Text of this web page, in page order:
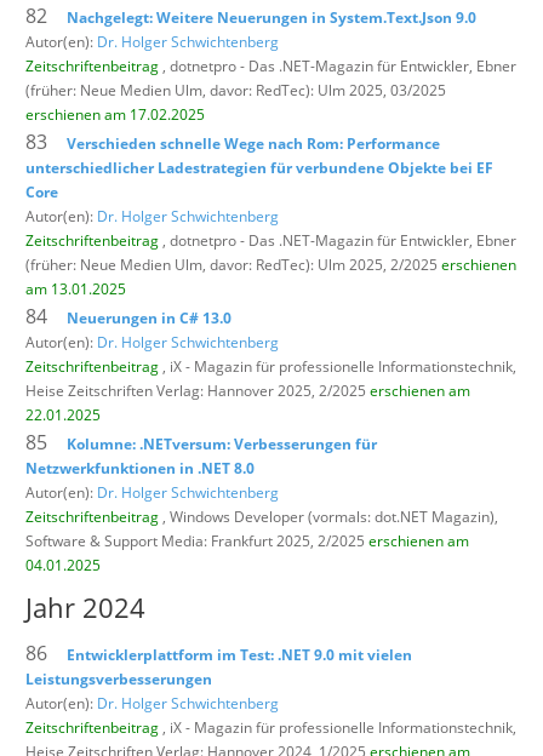
82
Nachgelegt: Weitere Neuerungen in System.Text.Json 9.0
Autor(en): Dr. Holger Schwichtenberg
Zeitschriftenbeitrag , dotnetpro - Das .NET-Magazin für Entwickler, Ebner
(früher: Neue Medien Ulm, davor: RedTec): Ulm 2025, 03/2025
erschienen am 17.02.2025
83
Verschieden schnelle Wege nach Rom: Performance
unterschiedlicher Ladestrategien für verbundene Objekte bei EF
Core
Autor(en): Dr. Holger Schwichtenberg
Zeitschriftenbeitrag , dotnetpro - Das .NET-Magazin für Entwickler, Ebner
(früher: Neue Medien Ulm, davor: RedTec): Ulm 2025, 2/2025 erschienen
am 13.01.2025
84
Neuerungen in C# 13.0
Autor(en): Dr. Holger Schwichtenberg
Zeitschriftenbeitrag , iX - Magazin für professionelle Informationstechnik,
Heise Zeitschriften Verlag: Hannover 2025, 2/2025 erschienen am
22.01.2025
85
Kolumne: .NETversum: Verbesserungen für
Netzwerkfunktionen in .NET 8.0
Autor(en): Dr. Holger Schwichtenberg
Zeitschriftenbeitrag , Windows Developer (vormals: dot.NET Magazin),
Software & Support Media: Frankfurt 2025, 2/2025 erschienen am
04.01.2025
Jahr 2024
86
Entwicklerplattform im Test: .NET 9.0 mit vielen
Leistungsverbesserungen
Autor(en): Dr. Holger Schwichtenberg
Zeitschriftenbeitrag , iX - Magazin für professionelle Informationstechnik,
Heise Zeitschriften Verlag: Hannover 2024, 1/2025 erschienen am